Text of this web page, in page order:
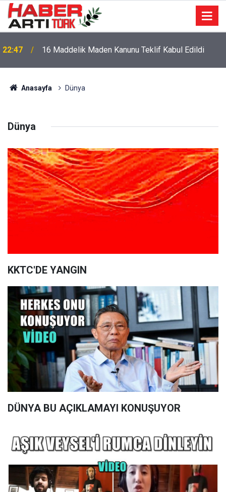
22:47
16 Maddelik Maden Kanunu Teklif Kabul Edildi
11:32
DEVA Partisi'nde Büyük Kongre Hazırlıkları Başladı
Anasayfa Dünya
Dünya
KKTC'DE YANGIN
DÜNYA BU AÇIKLAMAYI KONUŞUYOR